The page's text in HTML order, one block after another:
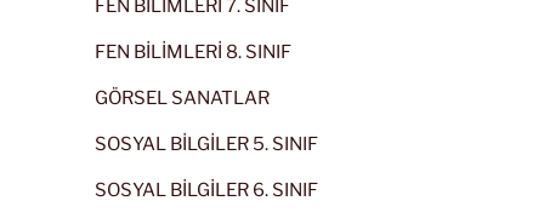
FEN BİLİMLERİ 7. SINIF
FEN BİLİMLERİ 8. SINIF
GÖRSEL SANATLAR
SOSYAL BİLGİLER 5. SINIF
SOSYAL BİLGİLER 6. SINIF